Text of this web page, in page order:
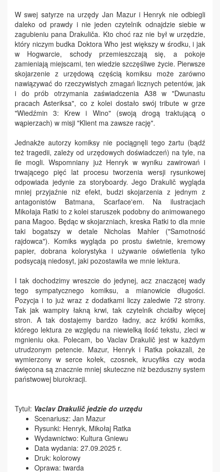
W swej satyrze na urzędy Jan Mazur i Henryk nie odbiegli
daleko od prawdy i nie jeden czytelnik odnajdzie siebie w
zagubieniu pana Drakuliča. Kto choć raz nie był w urzędzie,
który niczym budka Doktora Who jest większy w środku, i jak
w Hogwarcie, schody przemieszczają się, a pokoje
zamieniają miejscami, ten wiedzie szczęśliwe życie. Pierwsze
skojarzenie z urzędową częścią komiksu może zarówno
nawiązywać do rzeczywistych zmagań licznych petentów, jak
i do prób otrzymania zaświadczenia A38 w "Dwunastu
pracach Asteriksa", co z kolei dostało swój tribute w grze
"Wiedźmin 3: Krew i Wino" (swoją drogą traktującą o
wąpierzach) w misji "Klient ma zawsze rację".
Jednakże autorzy komiksy nie pociągnęli tego żartu (bądź
też tragedii, zależy od urzędowych doświadczeń) na tyle, na
ile mogli. Wspomniany już Henryk w wyniku zawirowań i
trwającego pięć lat procesu tworzenia wersji rysunkowej
odpowiada jedynie za storyboardy. Jego Drakulič wygląda
mniej przyjaźnie niż efekt, budzi skojarzenia z jednym z
antagonistów Batmana, Scarface'em. Na ilustracjach
Mikołaja Ratki to z kolei staruszek podobny do animowanego
pana Magoo. Będąc w skojarzniach, kreska Ratki to dla mnie
taki bogatszy w detale Nicholas Mahler ("Samotność
rajdowca"). Komiks wygląda po prostu świetnie, kremowy
papier, dobrana kolorystyka i używanie oświetlenia tylko
podsycają niedosyt, jaki pozostawiła we mnie lektura.
I tak dochodzimy wreszcie do jedynej, acz znaczącej wady
tego sympatycznego komiksu, a mianowicie długości.
Pozycja i to już wraz z dodatkami liczy zaledwie 72 strony.
Tak jak wampiry łakną krwi, tak czytelnik chciałby więcej
stron. A tak dostajemy bardzo ładny, acz krótki komiks,
którego lektura ze względu na niewielką ilość tekstu, zleci w
mgnieniu oka. Polecam, bo Vaclav Drakulič jest w każdym
utrudzonym petencie. Mazur, Henryk i Ratka pokazali, że
wymierzony w serce kołek, czosnek, krucyfiks czy woda
święcona są znacznie mniej skuteczne niż bezduszny system
państwowej biurokracji.
Tytuł: Vaclav Drakulič jedzie do urzędu
Scenariusz: Jan Mazur
Rysunki: Henryk, Mikołaj Ratka
Wydawnictwo: Kultura Gniewu
Data wydania: 27.09.2025 r.
Druk: kolorowy
Oprawa: twarda